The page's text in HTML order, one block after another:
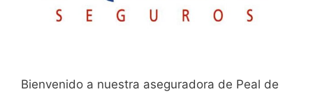
Bienvenido a nuestra aseguradora de Peal de